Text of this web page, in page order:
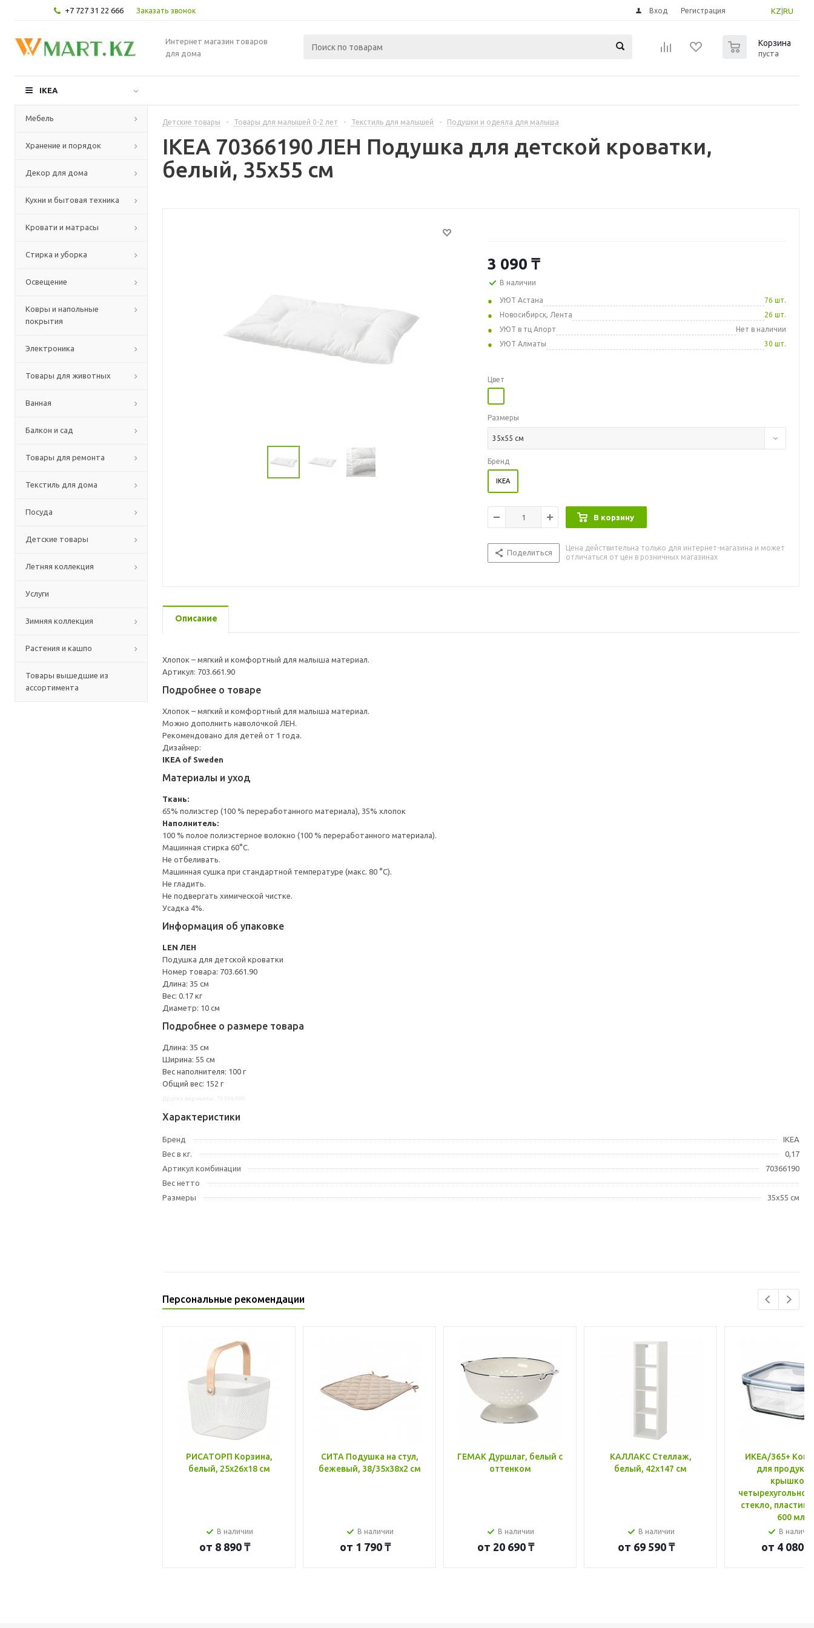
+7 727 31 22 666 Заказать звонок KZ RU
Вход Регистрация
Интернет магазин товаров
для дома
Корзина
пуста
IKEA
Мебель
Хранение и порядок
Декор для дома
Кухни и бытовая техника
Кровати и матрасы
Стирка и уборка
Освещение
Ковры и напольные
покрытия
Электроника
Товары для животных
Ванная
Балкон и сад
Товары для ремонта
Текстиль для дома
Посуда
Детские товары
Летняя коллекция
Услуги
Зимняя коллекция
Растения и кашпо
Товары вышедшие из
ассортимента
Детские товары - Товары для малышей 0-2 лет - Текстиль для малышей - Подушки и одеяла для малыша
IKEA 70366190 ЛЕН Подушка для детской кроватки,
белый, 35x55 см
3 090 ₸
В наличии
УЮТ Астана
76 шт.
Новосибирск, Лента
26 шт.
УЮТ в тц Апорт
Нет в наличии
УЮТ Алматы
30 шт.
Цвет
Размеры
35x55 см
Бренд
IKEA
В корзину
Поделиться
Цена действительна только для интернет-магазина и может
отличаться от цен в розничных магазинах
Описание
Хлопок – мягкий и комфортный для малыша материал.
Артикул: 703.661.90
Подробнее о товаре
Хлопок – мягкий и комфортный для малыша материал.
Можно дополнить наволочкой ЛЕН.
Рекомендовано для детей от 1 года.
Дизайнер:
IKEA of Sweden
Материалы и уход
Ткань:
65% полиэстер (100 % переработанного материала), 35% хлопок
Наполнитель:
100 % полое полиэстерное волокно (100 % переработанного материала).
Машинная стирка 60°С.
Не отбеливать.
Машинная сушка при стандартной температуре (макс. 80 °C).
Не гладить.
Не подвергать химической чистке.
Усадка 4%.
Информация об упаковке
LEN ЛЕН
Подушка для детской кроватки
Номер товара: 703.661.90
Длина: 35 см
Вес: 0.17 кг
Диаметр: 10 см
Подробнее о размере товара
Длина: 35 см
Ширина: 55 см
Вес наполнителя: 100 г
Общий вес: 152 г
Характеристики
Бренд
IKEA
Вес в кг.
0,17
Артикул комбинации
70366190
Вес нетто
Размеры
35x55 см
Персональные рекомендации
РИСАТОРП Корзина,
белый, 25x26x18 см
В наличии
от 8 890 ₸
СИТА Подушка на стул,
бежевый, 38/35x38x2 см
В наличии
от 1 790 ₸
ГЕМАК Дуршлаг, белый с
оттенком
В наличии
от 20 690 ₸
КАЛЛАКС Стеллаж,
белый, 42x147 см
В наличии
от 69 590 ₸
ИКЕА/365+
для
крышкой,
стекло, пластик
600 мл
В
от 4 080 ₸